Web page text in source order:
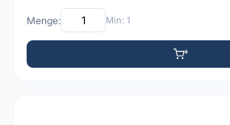
Menge: Min: 1